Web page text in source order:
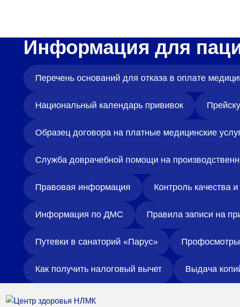
Информация для
Перечень оснований для отказа в оплате
Национальный календарь прививок
Образец договора на платные медицинские
Служба доврачебной помощи на
Правовая информация Контроль качества
Информация по ДМС Правила записи на
Путевки в санаторий «Парус» Профосмотры
Как получить налоговый вычет Выдача